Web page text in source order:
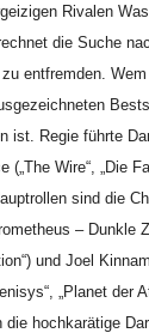
Rivalen
die Suche
entfremden.
Regie führte
Wire“, „Die
sind die
– Dunkle
und Joel
„Planet der
hochkarätige